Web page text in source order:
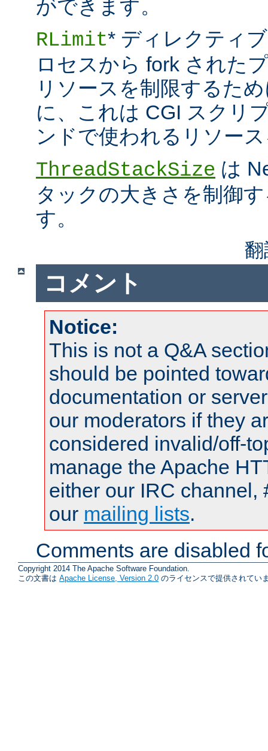
ができます。
RLimit* ディレクティ
ロセスから fork された
リソースを制限するた
に、これは CGI スクリ
ンドで使われるリソー
ThreadStackSize は
タックの大きさを制御
す。
コメント
Notice:
This is not a Q&A
should be pointed
documentation or
our moderators if they
considered invalid/off-
manage the Apache
either our IRC channel,
our mailing lists.
Comments are disabled
Copyright 2014 The Apache Software Foundation.
この文書は Apache License, Version 2.0 のライセンスで提供されてい